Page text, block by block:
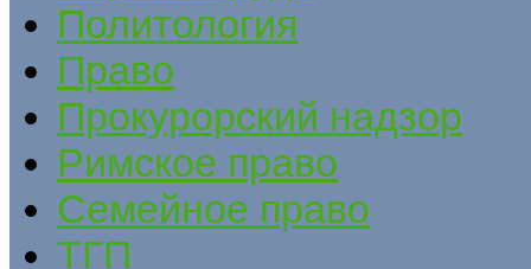
Политология
Право
Прокурорский надзор
Римское право
Семейное право
ТГП